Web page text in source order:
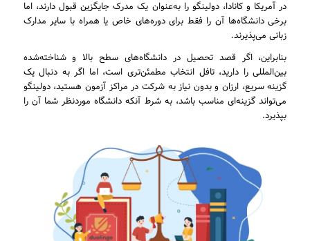
در آمریکا و کانادا، دولینگو را به‌عنوان یک مدرک جایگزین قبول دارند، اما
برخی دانشگاه‌ها آن را فقط برای دوره‌های خاص یا همراه با سایر مدارک
زبانی می‌پذیرند.
بنابراین، اگر قصد تحصیل در دانشگاه‌های سطح بالا و شناخته‌شده
بین‌المللی را دارید، تافل انتخاب مطمئن‌تری است، اما اگر به دنبال یک
گزینه سریع، ارزان و بدون نیاز به شرکت در مراکز آزمون هستید، دولینگو
می‌تواند گزینه‌ای مناسب باشد، به شرط آنکه دانشگاه موردنظر شما آن را
بپذیرد.